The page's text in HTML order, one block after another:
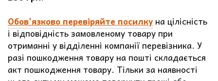
Обов'язково перевіряйте посилку на цілісність
і відповідність замовленому товару при
отриманні у відділенні компанії перевізника. У
разі пошкодження товару на пошті складається
акт пошкодження товару. Тільки за наявності